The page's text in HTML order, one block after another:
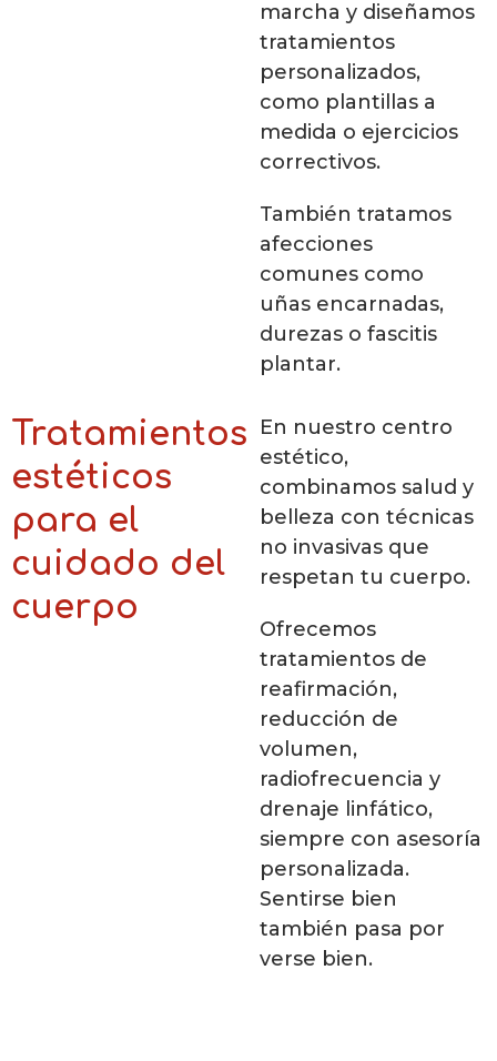
marcha y diseñamos
tratamientos
personalizados,
como plantillas a
medida o ejercicios
correctivos.
También tratamos
afecciones
comunes como
uñas encarnadas,
durezas o fascitis
plantar.
En nuestro centro
estético,
combinamos salud y
belleza con técnicas
no invasivas que
respetan tu cuerpo.
Ofrecemos
tratamientos de
reafirmación,
reducción de
volumen,
radiofrecuencia y
drenaje linfático,
siempre con asesoría
personalizada.
Sentirse bien
también pasa por
verse bien.
Tratamientos
estéticos
para el
cuidado del
cuerpo